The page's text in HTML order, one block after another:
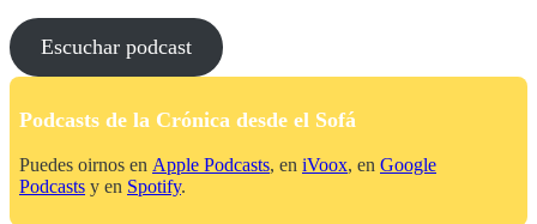
Escuchar podcast
Podcasts de la Crónica desde el Sofá
Puedes oirnos en Apple Podcasts, en iVoox, en Google
Podcasts y en Spotify.